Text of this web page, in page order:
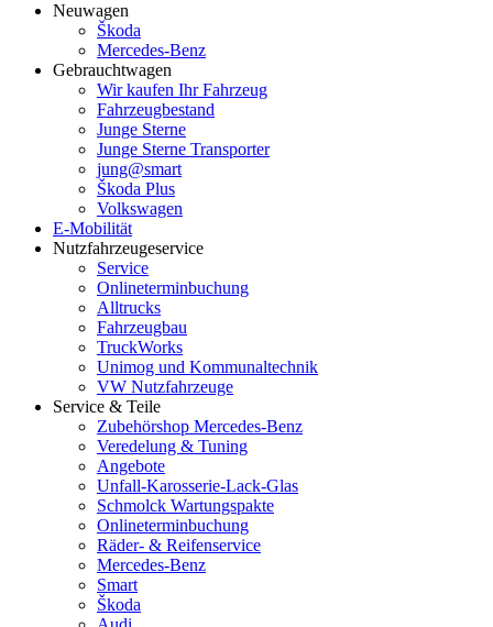
Neuwagen
Škoda
Mercedes-Benz
Gebrauchtwagen
Wir kaufen Ihr Fahrzeug
Fahrzeugbestand
Junge Sterne
Junge Sterne Transporter
jung@smart
Škoda Plus
Volkswagen
E-Mobilität
Nutzfahrzeugeservice
Service
Onlineterminbuchung
Alltrucks
Fahrzeugbau
TruckWorks
Unimog und Kommunaltechnik
VW Nutzfahrzeuge
Service & Teile
Zubehörshop Mercedes-Benz
Veredelung & Tuning
Angebote
Unfall-Karosserie-Lack-Glas
Schmolck Wartungspakte
Onlineterminbuchung
Räder- & Reifenservice
Mercedes-Benz
Smart
Škoda